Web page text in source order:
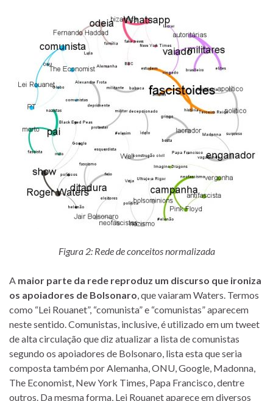
Figura 2: Rede de conceitos normalizada
A maior parte da rede reproduz um discurso que ironiza
os apoiadores de Bolsonaro , que vaiaram Waters. Termos
como “Lei Rouanet”, “comunista” e “comunistas” aparecem
neste sentido. Comunistas, inclusive, é utilizado em um tweet
de alta circulação que diz atualizar a lista de comunistas
segundo os apoiadores de Bolsonaro, lista esta que seria
composta também por Alemanha, ONU, Google, Madonna,
The Economist, New York Times, Papa Francisco, dentre
outros. Da mesma forma, Lei Rouanet aparece em diversos